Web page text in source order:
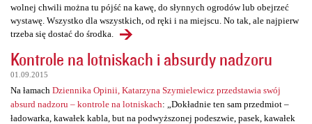
wolnej chwili można tu pójść na kawę, do słynnych ogrodów lub obejrzeć
wystawę. Wszystko dla wszystkich, od ręki i na miejscu. No tak, ale najpierw
trzeba się dostać do środka.
Kontrole na lotniskach i absurdy nadzoru
01.09.2015
Na łamach Dziennika Opinii, Katarzyna Szymielewicz przedstawia swój
absurd nadzoru – kontrole na lotniskach: „Dokładnie ten sam przedmiot –
ładowarka, kawałek kabla, but na podwyższonej podeszwie, pasek, kawałek